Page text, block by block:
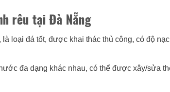
rêu tại Đà Nẵng
loại đá tốt, được khai thác thủ công, có độ
đa dạng khác nhau, có thể được xây/sửa